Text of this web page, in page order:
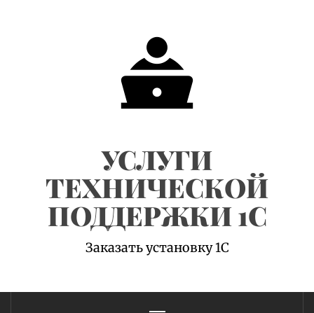
УСЛУГИ
ТЕХНИЧЕСКОЙ
ПОДДЕРЖКИ 1С
Заказать установку 1С